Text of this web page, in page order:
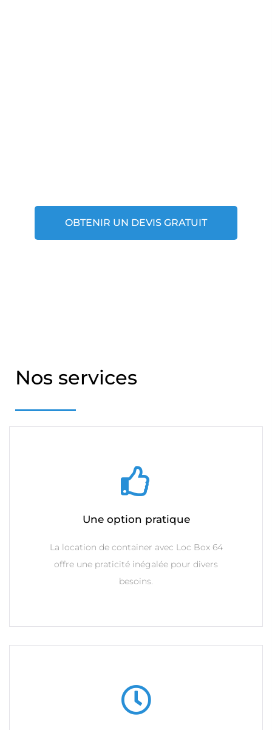
OBTENIR UN DEVIS GRATUIT
Nos services
Une option pratique
La location de container avec Loc Box 64
offre une praticité inégalée pour divers
besoins.